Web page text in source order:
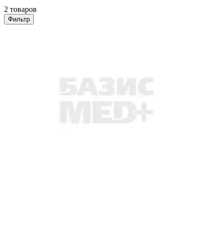
2 товаров
Фильтр